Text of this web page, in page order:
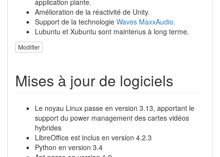
Amélioration de la réactivité de Unity.
Support de la technologie Waves MaxxAudio.
Lubuntu et Xubuntu sont maintenus à long terme.
Modifier
Mises à jour de logiciels
Le noyau Linux passe en version 3.13, apportant le
support du power management des cartes vidéos
hybrides
LibreOffice est inclus en version 4.2.3
Python en version 3.4